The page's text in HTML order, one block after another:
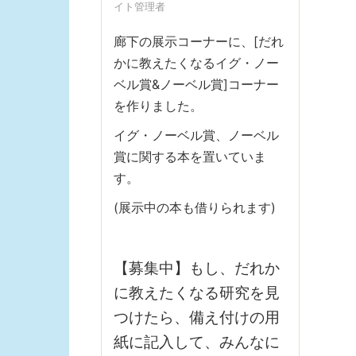
イト管理者
廊下の展示コーナーに、[だれ
かに教えたくなるイグ・ノー
ベル賞&ノーベル賞]コーナー
を作りました。
イグ・ノーベル賞、ノーベル
賞に関する本を置いていま
す。
(展示中の本も借りられます)
【募集中】もし、だれか
に教えたくなる研究を見
つけたら、備え付けの用
紙に記入して、みんなに